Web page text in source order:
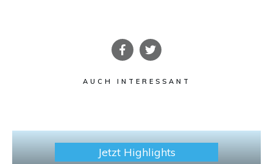
AUCH INTERESSANT
Jetzt Highlights